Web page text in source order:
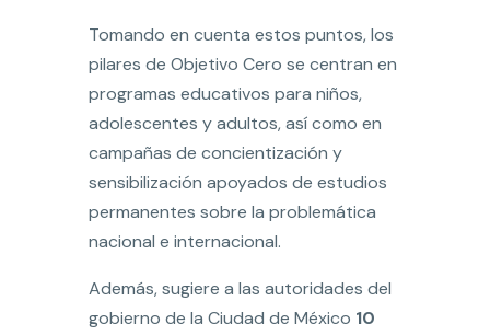
Tomando en cuenta estos puntos, los
pilares de Objetivo Cero se centran en
programas educativos para niños,
adolescentes y adultos, así como en
campañas de concientización y
sensibilización apoyados de estudios
permanentes sobre la problemática
nacional e internacional.
Además, sugiere a las autoridades del
gobierno de la Ciudad de México 10